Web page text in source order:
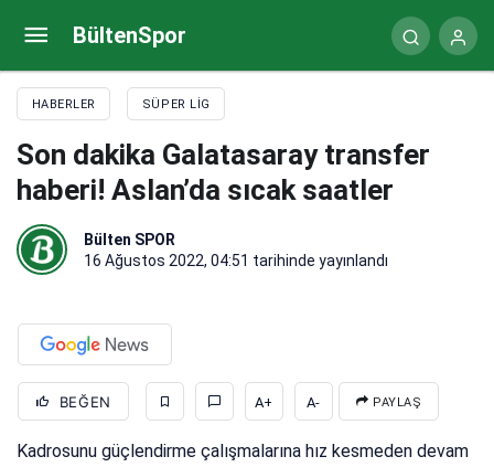
BültenSpor
HABERLER SÜPER LIG
Son dakika Galatasaray transfer
haberi! Aslan’da sıcak saatler
Bülten SPOR
16 Ağustos 2022, 04:51 tarihinde yayınlandı
BEĞEN A+ A- PAYLAŞ
Kadrosunu güçlendirme çalışmalarına hız kesmeden devam
Son dakika Galatasaray haberi! Cicaldau’ya çözüm
aranıyor